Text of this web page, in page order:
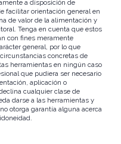
a disposición de
facilitar orientación general en
de valor de la alimentación y
Tenga en cuenta que estos
con fines meramente
general, por lo que
concretas de
herramientas en ningún caso
que pudiera ser necesario
aplicación o
cualquier clase de
darse a las herramientas y
otorga garantía alguna acerca